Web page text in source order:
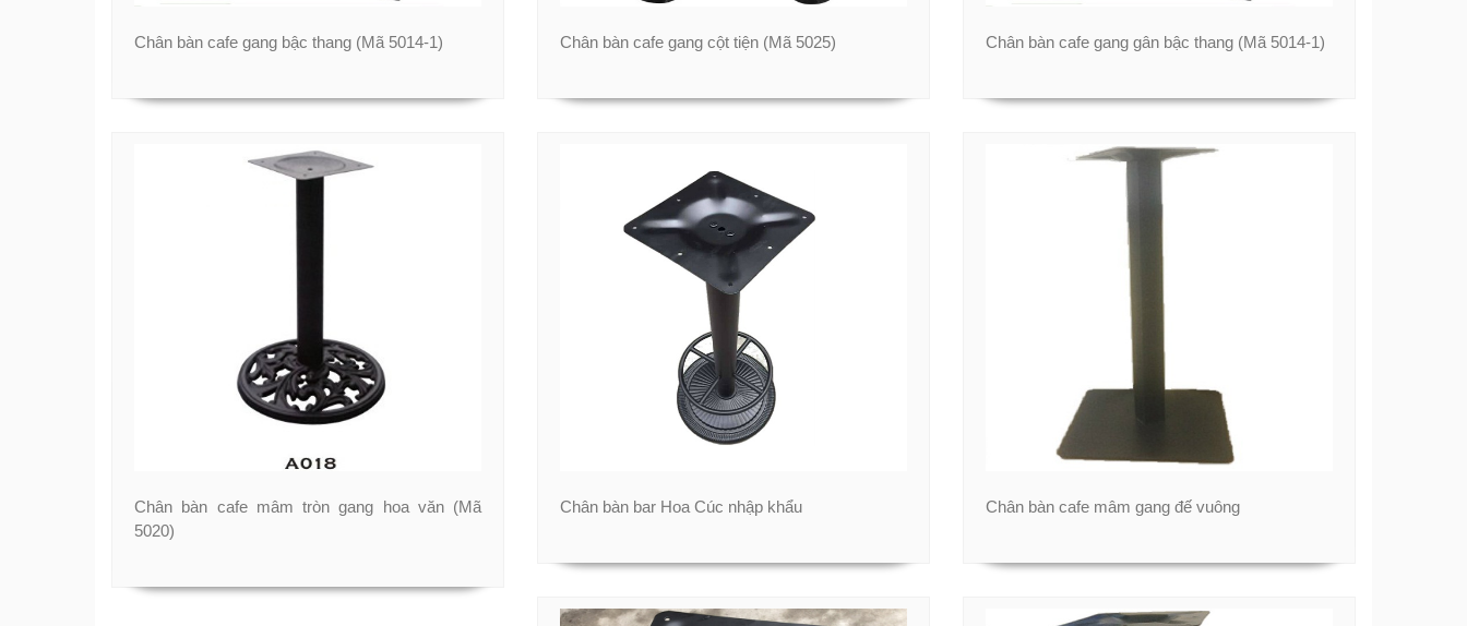
Chân bàn cafe gang bậc thang (Mã 5014-1) Chân bàn cafe gang cột tiện (Mã 5025) Chân bàn cafe gang gân bậc thang (Mã 5014-1)
Chân bàn cafe mâm tròn gang hoa văn (Mã
5020)
Chân bàn bar Hoa Cúc nhập khẩu Chân bàn cafe mâm gang đế vuông